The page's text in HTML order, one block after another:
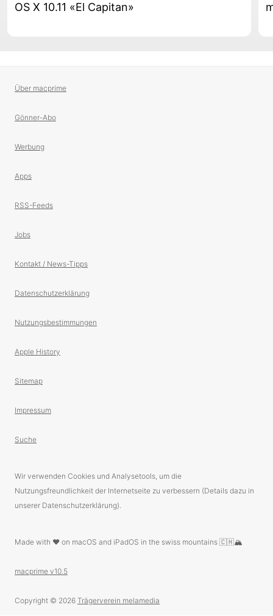
OS X 10.11 «El Capitan»
Über macprime
Gönner-Abo
Werbung
Apps
RSS-Feeds
Jobs
Kontakt / News-Tipps
Datenschutzerklärung
Nutzungsbestimmungen
Apple History
Sitemap
Impressum
Suche
Wir verwenden Cookies und Analysetools, um die
Nutzungsfreundlichkeit der Internetseite zu verbessern (Details dazu in
unserer Datenschutzerklärung).
Made with ❤️ on macOS and iPadOS in the swiss mountains 🇨🇭🏔
macprime v10.5
Copyright © 2026 Trägerverein melamedia